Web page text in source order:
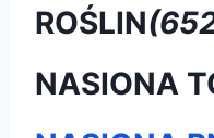
ROŚLIN
NASIONA